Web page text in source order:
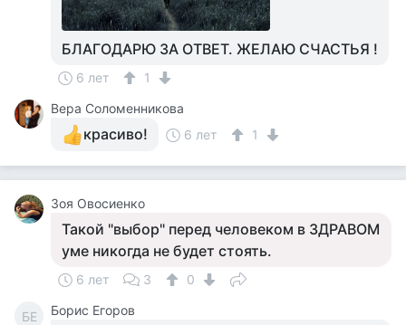
БЛАГОДАРЮ ЗА ОТВЕТ. ЖЕЛАЮ СЧАСТЬЯ !
6 лет
1
Вера Соломенникова
красиво! 6 лет 1
Зоя Овосиенко
Такой "выбор" перед человеком в ЗДРАВОМ
уме никогда не будет стоять.
6 лет 3 0
БЕ Борис Егоров